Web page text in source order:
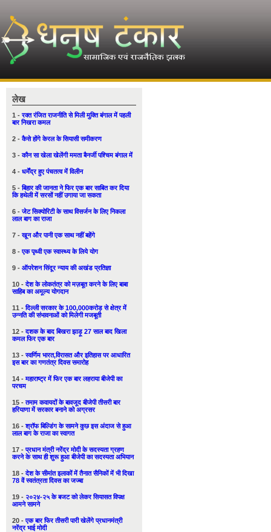
लेख
1 -रक्त रंजित राजनीति से मिली मुक्ति बंगाल में पहली
बार निखरा कमल
2 -कैसे होंगे केरल के सियासी समीकरण
3 -कौन सा खेला खेलेंगी ममता बैनर्जी पश्चिम बंगाल में
4 - धर्मेंद्र हुए पंचतत्व में विलीन
5 -बिहार की जानता ने फिर एक बार साबित कर दिया
कि हथेली में सरसों नहीं उगाया जा सकता
6 -जेट सिक्योरिटी के साथ विसर्जन के लिए निकला
लाल बाग का राजा
7 -खून और पानी एक साथ नहीं बहेंगे
8 -एक पृथ्वी एक स्वास्थ्य के लिये योग
9 - ऑपरेशन सिंदूर न्याय की अखंड प्रतिज्ञा
10 -देश के लोकतंत्र को मज़बूत करने के लिए बाबा
साहिब का अमूल्य योगदान
11 -दिल्ली सरकार के 100,000करोड़ से क्षेत्र में
उन्नति की संभावनाओं को मिलेगी मजबूती
12 -दशक के बाद बिखरा झाड़ू 27 साल बाद खिला
कमल फिर एक बार
13 -स्वर्णिम भारत,विरासत और इतिहास पर आधारित
इस बार का गणतंत्र दिवस समारोह
14 -महाराष्ट्र में फिर एक बार लहराया बीजेपी का
परचम
15 -तमाम कवायदों के बावजूद बीजेपी तीसरी बार
हरियाणा में सरकार बनाने को अग्रसर
16 -श्रॉफ बिल्डिंग के सामने कुछ इस अंदाज से हुआ
लाल बाग के राजा का स्वागत
17 -प्रधान मंत्री नरेंद्र मोदी के सदस्यता ग्रहण
करने के साथ ही शुरू हुआ बीजेपी का सदस्यता अभियान
18 -देश के सीमांत इलाकों में तैनात सैनिकों में भी दिखा
78 वें स्वतंत्रता दिवस का जज्बा
19 - २०२४-२५ के बजट को लेकर सियासत विपक्ष
आमने सामने
20 -एक बार फिर तीसरी पारी खेलेंगे प्रधानमंत्री
नरेंद्र भाई मोदी